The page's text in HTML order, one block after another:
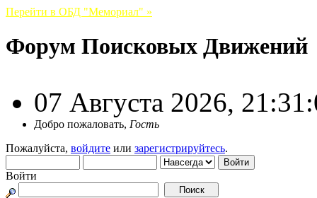
Перейти в ОБД "Мемориал" »
Форум Поисковых Движений
07 Августа 2026,
Добро пожаловать, Гость
Пожалуйста, войдите или зарегистрируйтесь.
Войти